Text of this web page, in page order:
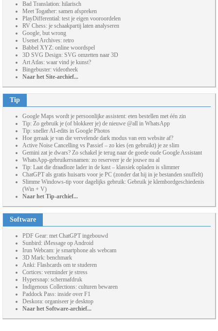
Bad Translation: hilarisch
Meet Togather: samen afspreken
PlayDifferential: test je eigen vooroordelen
RV Chess: je schaakpartij laten analyseren
Google, but wrong
Usenet Archives: retro
Babbel XYZ: online woordspel
3D SVG Design: SVG omzetten naar 3D
Art Atlas: waar vind je kunst?
Bingebuster: videotheek
Naar het Site-archief...
Tip
Google Maps wordt je persoonlijke assistent: eten bestellen met één zin
Tip: Zo gebruik je (of blokkeer je) de nieuwe @all in WhatsApp
Tip: sneller AI-edits in Google Photos
Hoe geraak je van die vervelende dark modus van een website af?
Active Noise Cancelling vs Passief – zo kies (en gebruikt) je ze slim
Gemini zat je dwars? Zo schakel je terug naar de goede oude Google Assistant
WhatsApp-gebruikersnamen: zo reserveer je de jouwe nu al
Tip: Laat die draadloze lader in de kast – klassiek opladen is slimmer
ChatGPT als gratis huisarts voor je PC (zonder dat hij in je bestanden snuffelt)
Slimme Windows-tip voor dagelijks gebruik: Gebruik je klembordgeschiedenis
(Win + V)
Naar het Tip-archief...
Software
PDF Gear: met ChatGPT ingebouwd
Sunbird: iMessage op Android
Irun Webcam: je smartphone als webcam
3D Mark: benchmark
Anki: Flashcards om te studeren
Cortices: verminder je stress
Hypersnap: schermafdruk
Indigenous Collections: culturen bewaren
Paddock Pass: inside over F1
Deskora: organiseer je desktop
Naar het Software-archief...